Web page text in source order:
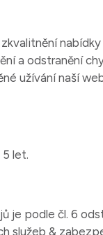
a odstranění
užívání naší
let.
podle čl. 6
služeb &